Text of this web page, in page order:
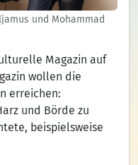
und Mohammad
Magazin auf
wollen die
erreichen:
und Börde zu
beispielsweise